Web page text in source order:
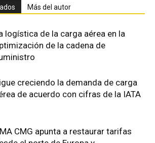
Más del autor
logística de la carga aérea en la
de la cadena de
creciendo la demanda de carga
de acuerdo con cifras de la IATA
CMG apunta a restaurar tarifas